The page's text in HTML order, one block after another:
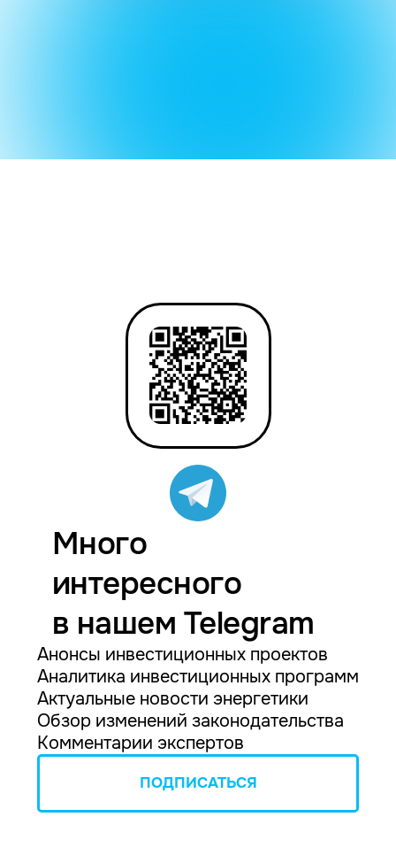
Много
интересного
в нашем Telegram
Анонсы инвестиционных проектов
Аналитика инвестиционных программ
Актуальные новости энергетики
Обзор изменений законодательства
Комментарии экспертов
ПОДПИСАТЬСЯ